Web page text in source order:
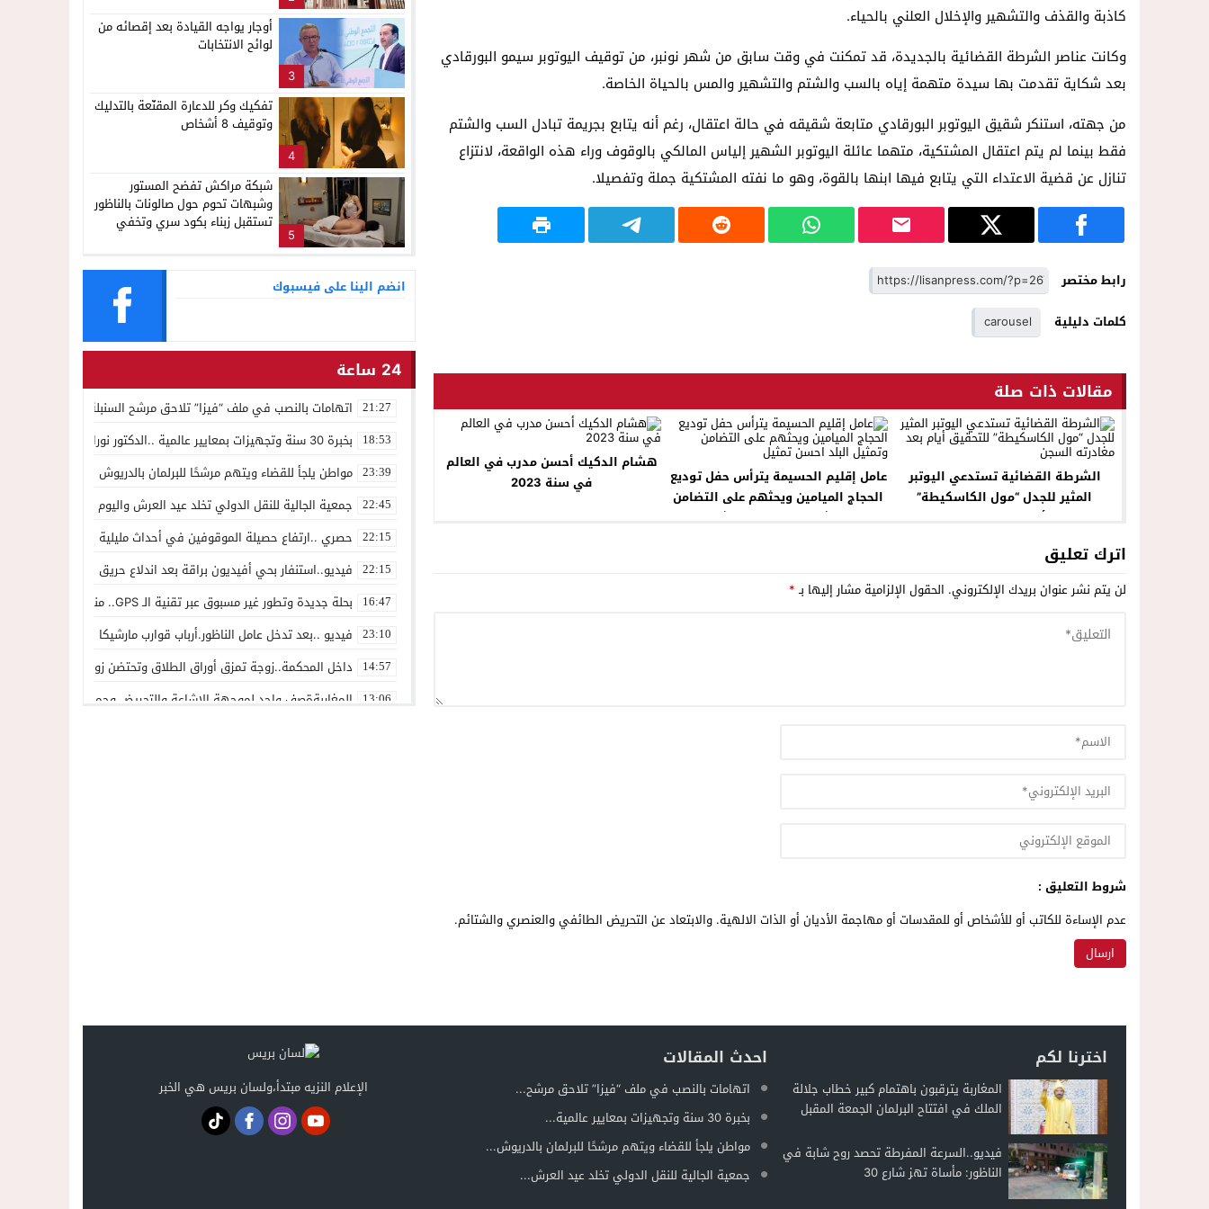
14:57 داخل المحكمة..زوجة تمزق أوراق الطلاق وتحتضن زوجها في لحظة أعادت الأمل المغاربةةصف واحد لموجهة الإشاعة والتحريض وحملات التضليل
كاذبة والقذف والتشهير والإخلال العلني بالحياء.
وكانت عناصر الشرطة القضائية بالجديدة، قد تمكنت في وقت سابق من شهر نونبر، من توقيف اليوتوبر سيمو البورقادي
بعد شكاية تقدمت بها سيدة متهمة إياه بالسب والشتم والتشهير والمس بالحياة الخاصة.
من جهته، استنكر شقيق اليوتوبر البورقادي متابعة شقيقه في حالة اعتقال، رغم أنه يتابع بجريمة تبادل السب والشتم
فقط بينما لم يتم اعتقال المشتكية، متهما عائلة اليوتوبر الشهير إلياس المالكي بالوقوف وراء هذه الواقعة، لانتزاع
تنازل عن قضية الاعتداء التي يتابع فيها ابنها بالقوة، وهو ما نفته المشتكية جملة وتفصيلا.
رابط مختصر
كلمات دليلية
carousel
مقالات ذات صلة
الشرطة القضائية تستدعي اليوتبر
المثير للجدل “مول الكاسكيطة”
للتحقيق أيام بعد مغادرته السجن
عامل إقليم الحسيمة يترأس حفل توديع
الحجاج الميامين ويحثهم على التضامن
وتمثيل البلد احسن تمثيل
هشام الدكيك أحسن مدرب في العالم
في سنة 2023
اترك تعليق
لن يتم نشر عنوان بريدك الإلكتروني. الحقول الإلزامية مشار إليها بـ*
شروط التعليق :
عدم الإساءة للكاتب أو للأشخاص أو للمقدسات أو مهاجمة الأديان أو الذات الالهية. والابتعاد عن التحريض الطائفي والعنصري والشتائم.
3
أوجار يواجه القيادة بعد إقصائه من
لوائح الانتخابات
4
تفكيك وكر للدعارة المقنّعة بالتدليك
وتوقيف 8 أشخاص
5
شبكة مراكش تفضح المستور
وشبهات تحوم حول صالونات بالناظور
تستقبل زبناء بكود سري وتخفي
انضم الينا على فيسبوك
24 ساعة
21:27 اتهامات بالنصب في ملف “فيزا” تلاحق مرشح السنبلة بالدريوش..
18:53 بخبرة 30 سنة وتجهيزات بمعايير عالمية ..الدكتور نورالدين صبار يفتتح عيادته المتخصصة في جراحة العظام بالناظور
23:39 مواطن يلجأ للقضاء ويتهم مرشحًا للبرلمان بالدريوش بالاستيلاء على 22 مليون سنتيم
22:45 جمعية الجالية للنقل الدولي تخلد عيد العرش واليوم الوطني للمهاجر
22:15 حصري ..ارتفاع حصيلة الموقوفين في أحداث مليلية إلى 82 شخصًا وتحقيقات تقود إلى متابعات جنائية ثقيلة
22:15 فيديو..استنفار بحي أفيديون براقة بعد اندلاع حريق داخل ضيعة فلاحية
16:47 بحلة جديدة وتطور غير مسبوق عبر تقنية الـ GPS.. منصة “مرحباناظور” تعزز مكانتها كوجهة أولى لسكان إقليمي الناظور والدريوش
23:10 فيديو ..بعد تدخل عامل الناظور.أرباب قوارب مارشيكا يعلقون احتجاجهم
14:57 داخل المحكمة..زوجة تمزق أوراق الطلاق وتحتضن زوجها في لحظة
13:06 المغاربةةصف واحد لموجهة الإشاعة والتحريض وحملات التضليل
اخترنا لكم
المغاربة يترقبون باهتمام كبير خطاب جلالة
الملك في افتتاح البرلمان الجمعة المقبل
فيديو..السرعة المفرطة تحصد روح شابة في
الناظور: مأساة تهز شارع 30
احدث المقالات
اتهامات بالنصب في ملف “فيزا” تلاحق مرشح...
بخبرة 30 سنة وتجهيزات بمعايير عالمية...
مواطن يلجأ للقضاء ويتهم مرشحًا للبرلمان بالدريوش...
جمعية الجالية للنقل الدولي تخلد عيد العرش...
الإعلام النزيه مبتدأ،ولسان بريس هي الخبر